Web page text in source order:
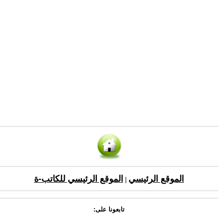
الموقع الرئيسي الموقع الرئيسي للكاتب-ة
تابعونا على: